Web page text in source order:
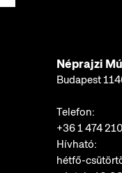
Néprajzi
Budapest
Telefon:
+36 1 474
Hívható:
hétfő-